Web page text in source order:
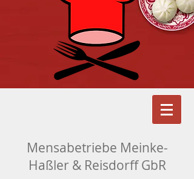
Mensabetriebe Meinke-
Haßler & Reisdorff GbR